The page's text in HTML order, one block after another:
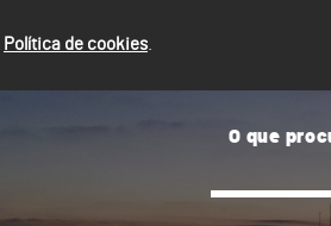
Política de cookies.